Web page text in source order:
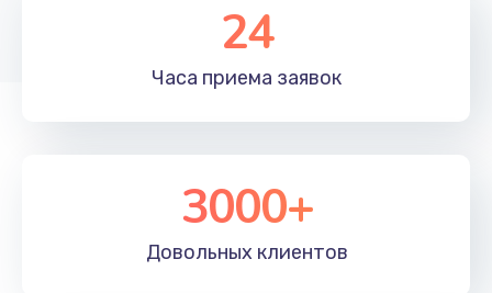
24
Часа приема заявок
3000+
Довольных клиентов